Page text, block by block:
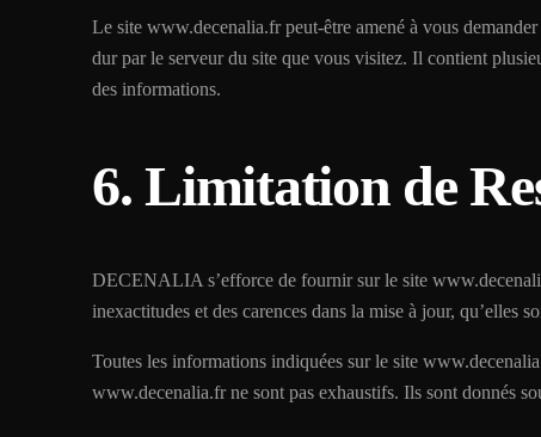
Le site www.decenalia.fr peut-être amené à vous
dur par le serveur du site que vous visitez. Il contient
des informations.
6. Limitation de
DECENALIA s’efforce de fournir sur le site
inexactitudes et des carences dans la mise à jour, qu’elles
Toutes les informations indiquées sur le site
www.decenalia.fr ne sont pas exhaustifs. Ils sont donnés